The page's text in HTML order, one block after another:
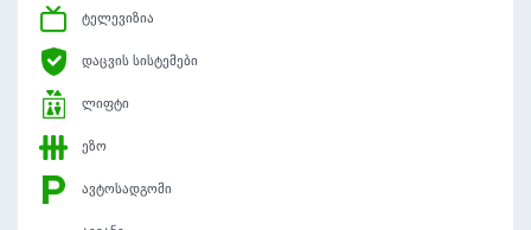
ტელევიზია
დაცვის სისტემები
ლიფტი
ეზო
ავტოსადგომი